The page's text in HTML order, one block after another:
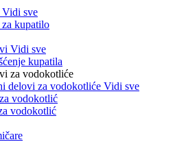
sve
kupatilo
Vidi sve
kupatila
za vodokotliće
delovi za vodokotliće Vidi sve
vodokotlić
vodokotlić